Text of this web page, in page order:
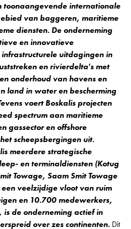
toonaangevende internationale
van baggeren, maritieme
diensten. De onderneming
en innovatieve
uitdagingen in
en rivierdelta's met
onderhoud van havens en
land in water en bescherming
voert Boskalis projecten
spectrum aan maritieme
gassector en offshore
scheepsbergingen uit.
meerdere strategische
en terminaldiensten (Kotug
Towage, Saam Smit Towage
een veelzijdige vloot van ruim
en 10.700 medewerkers,
is de onderneming actief in
over zes continenten. Dit